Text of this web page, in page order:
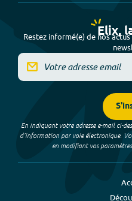
Elix,
Restez informé(e) de nos
En indiquant votre adresse e-mail ci-
d’information par voie électronique.
en modifiant vos